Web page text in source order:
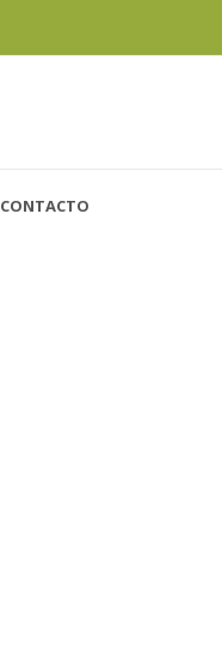
CONTACTO